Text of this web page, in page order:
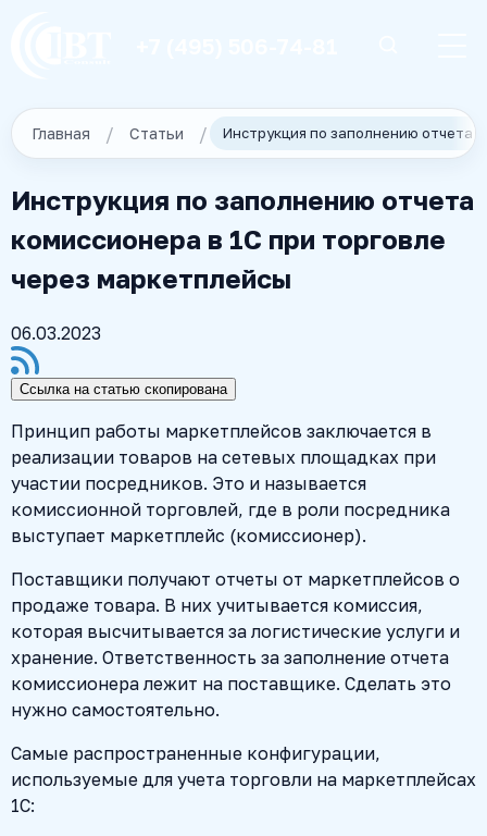
Главная Статьи
Инструкция по заполнению отчета
комиссионера в 1С при торговле
через маркетплейсы
06.03.2023
Ссылка на статью скопирована
Принцип работы маркетплейсов заключается в
реализации товаров на сетевых площадках при
участии посредников. Это и называется
комиссионной торговлей, где в роли посредника
выступает маркетплейс (комиссионер).
Поставщики получают отчеты от маркетплейсов о
продаже товара. В них учитывается комиссия,
которая высчитывается за логистические услуги и
хранение. Ответственность за заполнение отчета
комиссионера лежит на поставщике. Сделать это
нужно самостоятельно.
Самые распространенные конфигурации,
используемые для учета торговли на маркетплейсах
1С: